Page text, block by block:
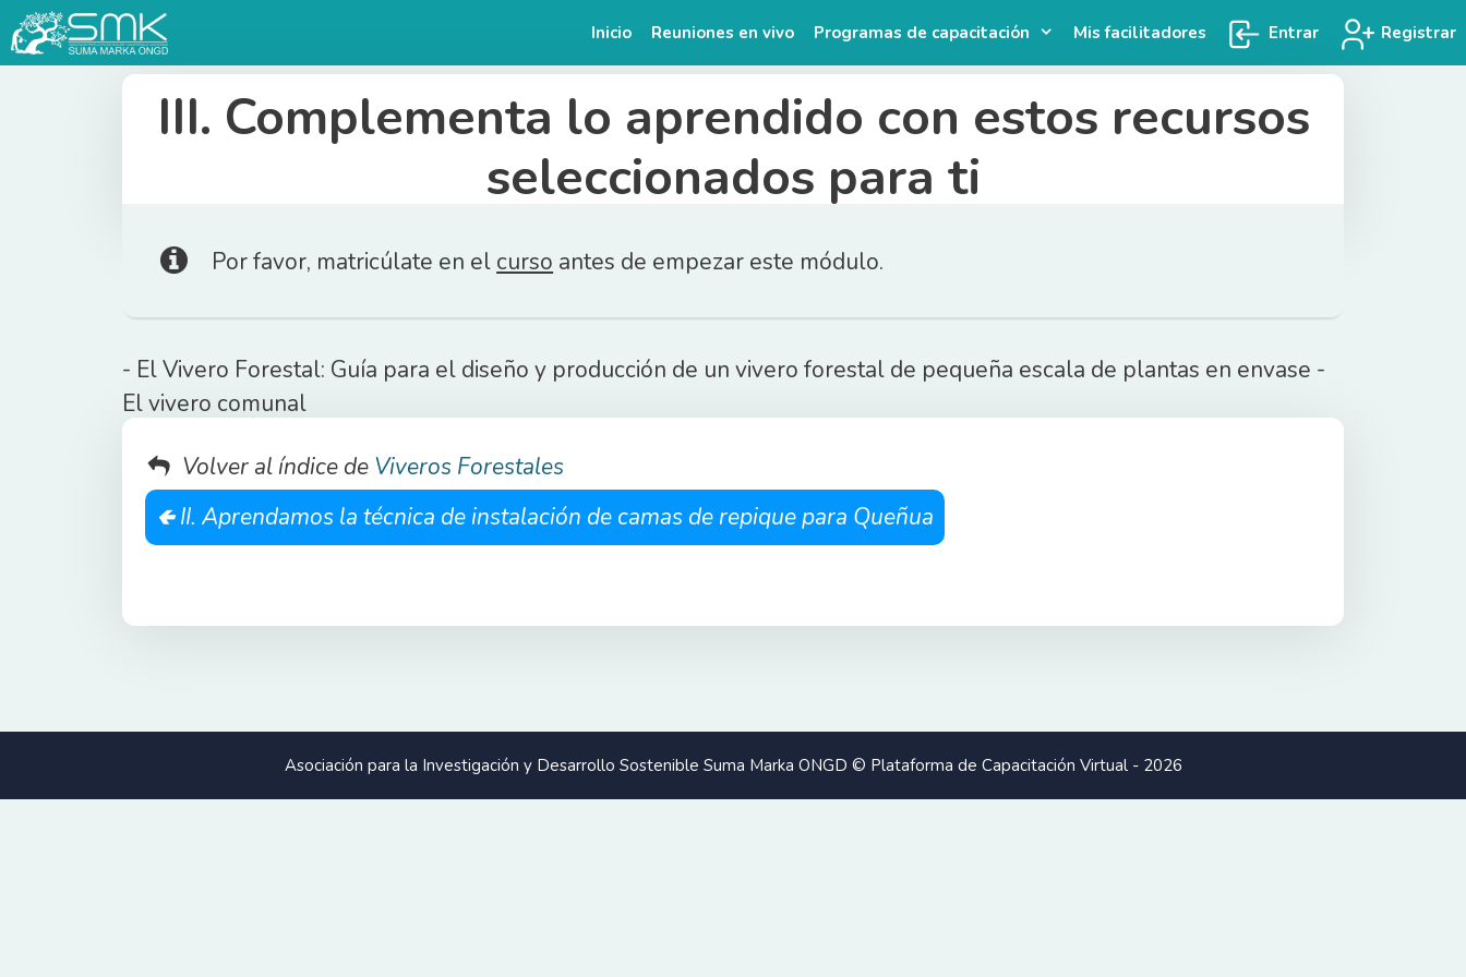
Saltar
al
Inicio Reuniones en vivo Programas de capacitación Mis facilitadores Entrar Registrar
III. Complementa lo aprendido con estos recursos
seleccionados para ti
Por favor, matricúlate en el curso antes de empezar este módulo.
- El Vivero Forestal: Guía para el diseño y producción de un vivero forestal de pequeña escala de plantas en envase -
El vivero comunal
Volver al índice de Viveros Forestales
II. Aprendamos la técnica de instalación de camas de repique para Queñua
Asociación para la Investigación y Desarrollo Sostenible Suma Marka ONGD © Plataforma de Capacitación Virtual - 2026